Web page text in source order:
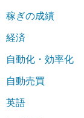
稼ぎの成績
経済
自動化・効率化
自動売買
英語